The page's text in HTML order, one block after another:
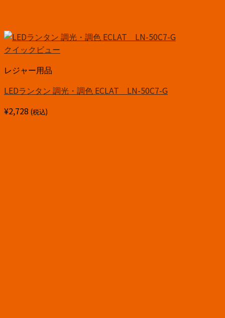
クイックビュー
レジャー用品
LEDランタン 調光・調色 ECLAT LN-50C7-G
¥2,728 (税込)